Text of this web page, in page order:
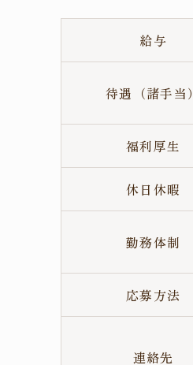
給与
待遇（諸手当）
福利厚生
休日休暇
勤務体制
応募方法
連絡先